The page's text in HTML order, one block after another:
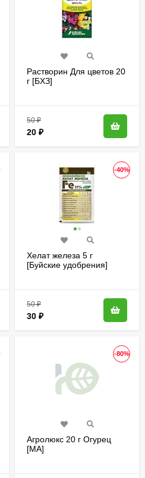
Растворин Для цветов 20
г [БХЗ]
50₽
20 ₽
-40%
Хелат железа 5 г
[Буйские удобрения]
50₽
30 ₽
-80%
Агролюкс 20 г Огурец
[МА]